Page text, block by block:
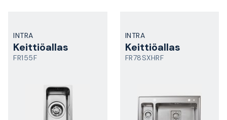
INTRA
Keittiöallas
FR155F
INTRA
Keittiöallas
FR78SXHRF